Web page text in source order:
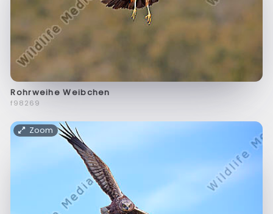
Rohrweihe Weibchen
f98269
Zoom